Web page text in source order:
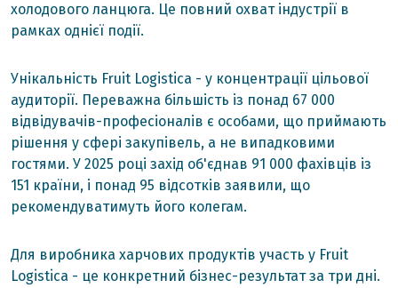
холодового ланцюга. Це повний охват індустрії в
рамках однієї події.
Унікальність Fruit Logistica - у концентрації цільової
аудиторії. Переважна більшість із понад 67 000
відвідувачів-професіоналів є особами, що приймають
рішення у сфері закупівель, а не випадковими
гостями. У 2025 році захід об'єднав 91 000 фахівців із
151 країни, і понад 95 відсотків заявили, що
рекомендуватимуть його колегам.
Для виробника харчових продуктів участь у Fruit
Logistica - це конкретний бізнес-результат за три дні.